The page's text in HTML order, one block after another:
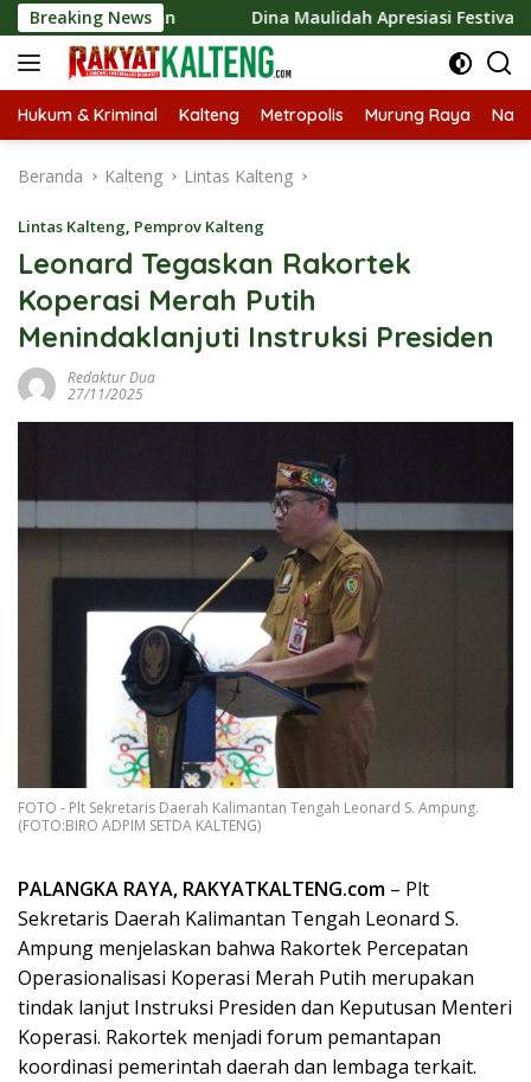
Langsung
ke
konten
Breaking NewsDina Maulidah Apresiasi Festival Jajanan
Hukum & Kriminal Kalteng Metropolis Murung Raya
Beranda Kalteng Lintas Kalteng
Lintas Kalteng, Pemprov Kalteng
Leonard Tegaskan Rakortek
Koperasi Merah Putih
Menindaklanjuti Instruksi Presiden
Redaktur Dua
27/11/2025
FOTO - Plt Sekretaris Daerah Kalimantan Tengah Leonard S. Ampung.
(FOTO:BIRO ADPIM SETDA KALTENG)
PALANGKA RAYA, RAKYATKALTENG.com – Plt
Sekretaris Daerah Kalimantan Tengah Leonard S.
Ampung menjelaskan bahwa Rakortek Percepatan
Operasionalisasi Koperasi Merah Putih merupakan
tindak lanjut Instruksi Presiden dan Keputusan Menteri
Koperasi. Rakortek menjadi forum pemantapan
koordinasi pemerintah daerah dan lembaga terkait.